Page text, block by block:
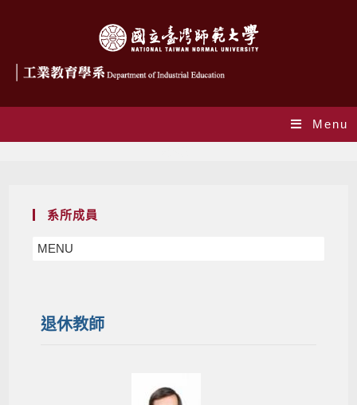
Menu
系所成員
MENU
退休教師